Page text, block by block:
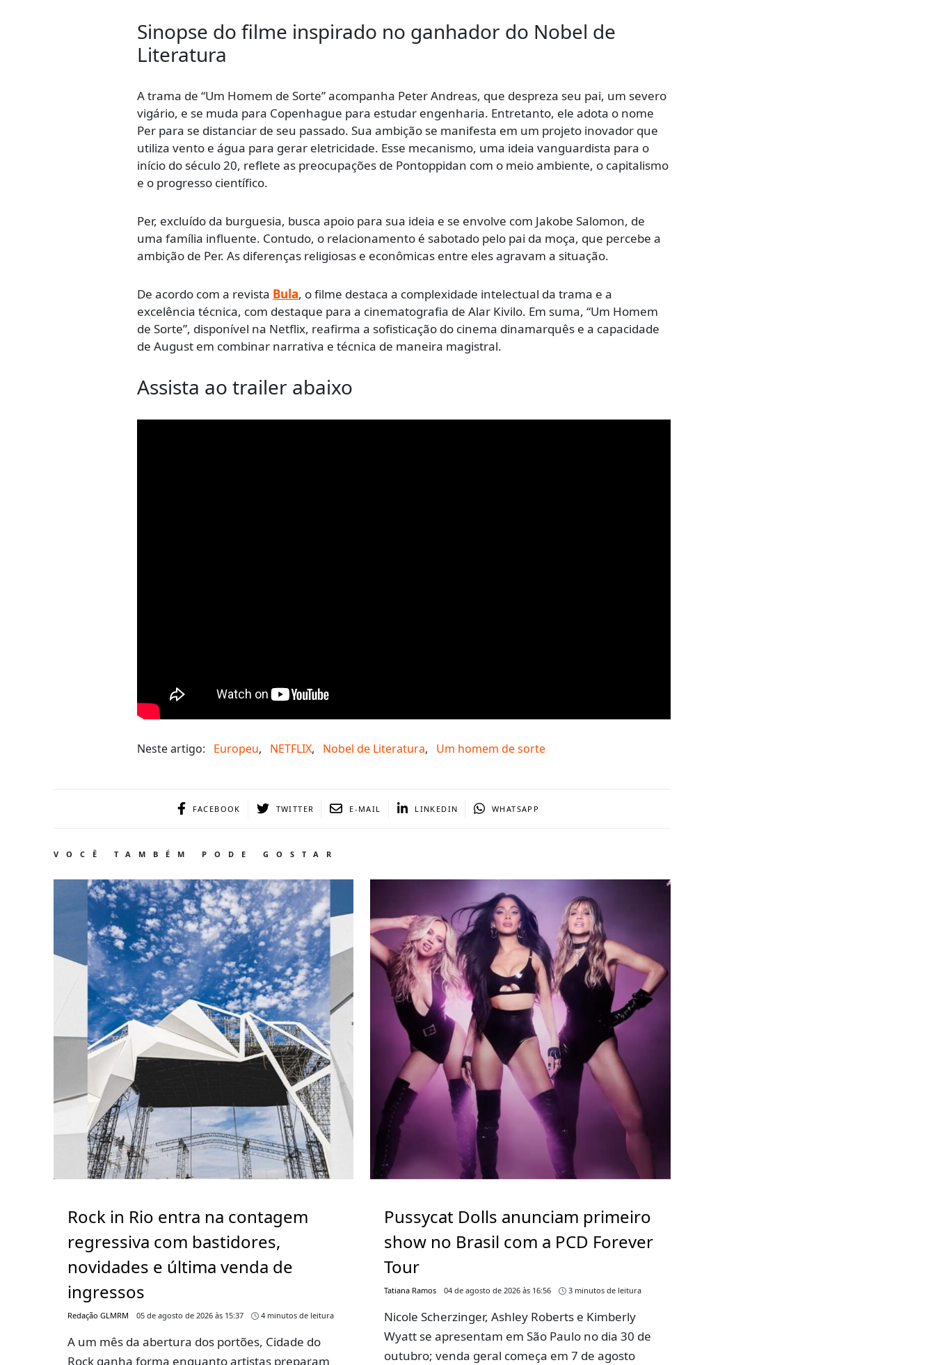
Sinopse do filme inspirado no ganhador do Nobel de
Literatura
A trama de “Um Homem de Sorte” acompanha Peter Andreas, que despreza seu pai, um severo
vigário, e se muda para Copenhague para estudar engenharia. Entretanto, ele adota o nome
Per para se distanciar de seu passado. Sua ambição se manifesta em um projeto inovador que
utiliza vento e água para gerar eletricidade. Esse mecanismo, uma ideia vanguardista para o
início do século 20, reflete as preocupações de Pontoppidan com o meio ambiente, o capitalismo
e o progresso científico.
Per, excluído da burguesia, busca apoio para sua ideia e se envolve com Jakobe Salomon, de
uma família influente. Contudo, o relacionamento é sabotado pelo pai da moça, que percebe a
ambição de Per. As diferenças religiosas e econômicas entre eles agravam a situação.
De acordo com a revista Bula, o filme destaca a complexidade intelectual da trama e a
excelência técnica, com destaque para a cinematografia de Alar Kivilo. Em suma, “Um Homem
de Sorte”, disponível na Netflix, reafirma a sofisticação do cinema dinamarquês e a capacidade
de August em combinar narrativa e técnica de maneira magistral.
Assista ao trailer abaixo
Neste artigo: Europeu, NETFLIX, Nobel de Literatura, Um homem de sorte
FACEBOOK TWITTER E-MAIL LINKEDIN WHATSAPP
VOCÊ TAMBÉM PODE GOSTAR
Rock in Rio entra na contagem
regressiva com bastidores,
novidades e última venda de
ingressos
Redação GLMRM 05 de agosto de 2026 às 15:37 4 minutos de leitura
A um mês da abertura dos portões, Cidade do
Rock ganha forma enquanto artistas preparam
Pussycat Dolls anunciam primeiro
show no Brasil com a PCD Forever
Tour
Tatiana Ramos 04 de agosto de 2026 às 16:56 3 minutos de leitura
Nicole Scherzinger, Ashley Roberts e Kimberly
Wyatt se apresentam em São Paulo no dia 30 de
outubro; venda geral começa em 7 de agosto